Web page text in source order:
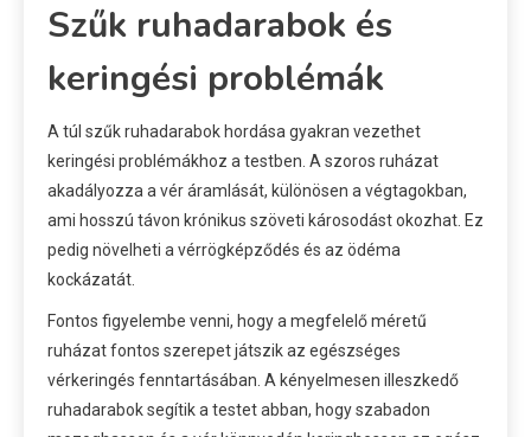
Szűk ruhadarabok és
keringési problémák
A túl szűk ruhadarabok hordása gyakran vezethet
keringési problémákhoz a testben. A szoros ruházat
akadályozza a vér áramlását, különösen a végtagokban,
ami hosszú távon krónikus szöveti károsodást okozhat. Ez
pedig növelheti a vérrögképződés és az ödéma
kockázatát.
Fontos figyelembe venni, hogy a megfelelő méretű
ruházat fontos szerepet játszik az egészséges
vérkeringés fenntartásában. A kényelmesen illeszkedő
ruhadarabok segítik a testet abban, hogy szabadon